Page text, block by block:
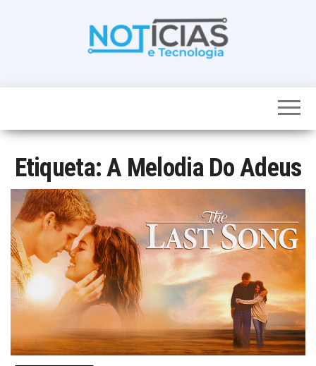
noticias de
num só lugar
Etiqueta:A Melodia Do Adeus